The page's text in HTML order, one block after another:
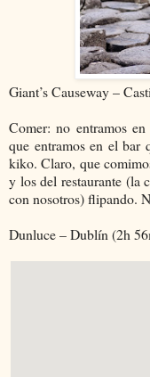
Giant’s Causeway –
Comer: no entramos
que entramos en el bar
kiko. Claro, que
y los del restaurante (la
con nosotros) flipando.
Dunluce – Dublín (2h